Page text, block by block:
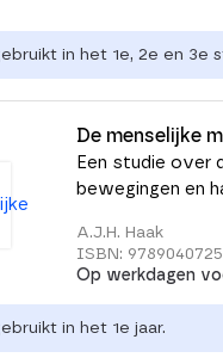
in het 1e, 2e en 3e
De menselijke
Een studie over
bewegingen en
A.J.H. Haak
ISBN:
Op werkdagen
in het 1e jaar.